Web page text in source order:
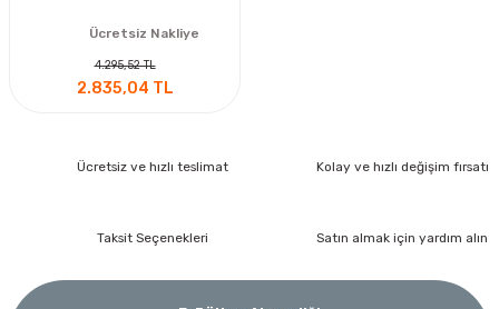
Ücretsiz Nakliye
4.295,52 TL
2.835,04 TL
Ücretsiz ve hızlı teslimat Kolay ve hızlı değişim fırsatı
Taksit Seçenekleri Satın almak için yardım alın